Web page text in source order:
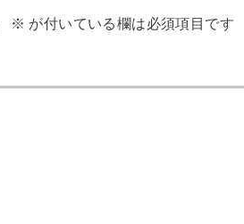
※ が付いている欄は必須項目です